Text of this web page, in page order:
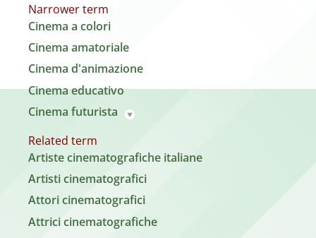
Narrower term
Cinema a colori
Cinema amatoriale
Cinema d'animazione
Cinema educativo
Cinema futurista
Related term
Artiste cinematografiche italiane
Artisti cinematografici
Attori cinematografici
Attrici cinematografiche